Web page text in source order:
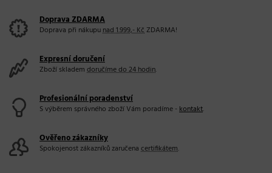
Doprava ZDARMA
Doprava při nákupunad 1.999,- KčZDARMA!
Expresní doručení
Zboží skladem doručíme do 24 hodin.
Profesionální poradenství
S výběrem správného zboží Vám poradíme -kontakt.
Ověřeno zákazníky
Spokojenost zákazníků zaručena certifikátem.